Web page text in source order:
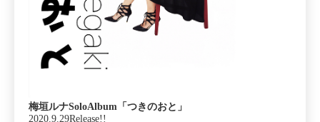
梅垣ルナSoloAlbum「つきのおと」
2020.9.29Release!!